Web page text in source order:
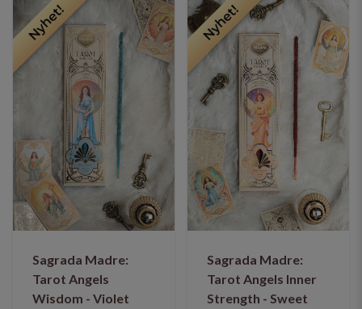
Sagrada Madre:
Tarot Angels
Wisdom - Violet
Nyhet!
Sagrada Madre:
Tarot Angels Inner
Strength - Sweet
Nyhet!